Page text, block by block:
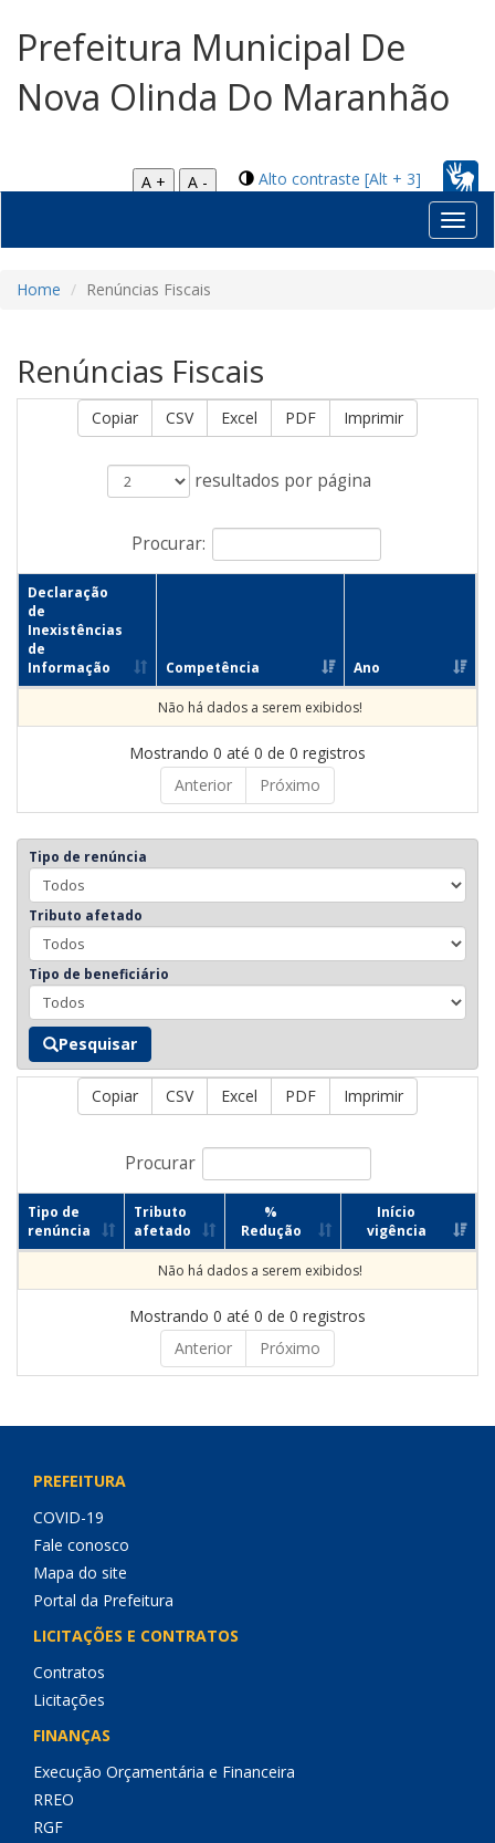
Prefeitura Municipal De
Nova Olinda Do Maranhão
Alto contraste [Alt + 3]
A +
A -
Home Renúncias Fiscais
Renúncias Fiscais
Copiar CSV Excel PDF Imprimir
resultados por página
Procurar:
Declaração
de
Inexistências
de
Informação
Competência Ano
Não há dados a serem exibidos!
Mostrando 0 até 0 de 0 registros
Anterior
Próximo
Tipo de renúncia
Tributo afetado
Tipo de beneficiário
Pesquisar
Copiar CSV Excel PDF Imprimir
Procurar
Tipo de
renúncia
Tributo
afetado
%
Redução
Início
vigência
Não há dados a serem exibidos!
Mostrando 0 até 0 de 0 registros
Anterior
Próximo
PREFEITURA
COVID-19
Fale conosco
Mapa do site
Portal da Prefeitura
LICITAÇÕES E CONTRATOS
Contratos
Licitações
FINANÇAS
Execução Orçamentária e Financeira
RREO
RGF